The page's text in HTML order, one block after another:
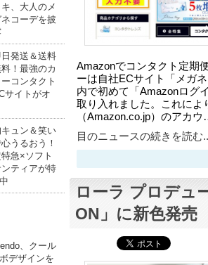
キ、大人のメ
ネコーデを披
日発送＆送料
！最強のカ
ーコンタクト
サイトがオ
キュン＆笑い
うるおう！
特急×ソフト
ティアが特
、クール
デザインを
Amazonでコンタクト定期
ーは自社ECサイト「メガ
内で初めて「Amazonログ
取り入れました。これによ
（Amazon.co.jp）のアカ
目のニュースの続きを読む
ローラ プロデュ
ON」に新色発売